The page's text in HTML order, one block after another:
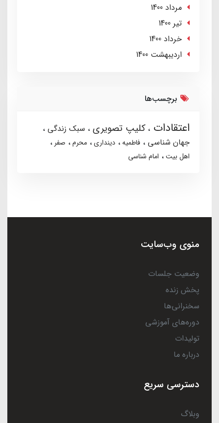
مرداد 1400
تير 1400
خرداد 1400
ارديبهشت 1400
برچسب‌ها
اعتقادات کلیپ تصویری
سبک زندگی
جهان شناسی
فاطمیه دینداری محرم
صفر
اهل بیت
امام شناسی
منوی وب‌سایت
وضعیت جلسات
پخش زنده
سخنرانی‌ها
دوره‌های آموزشی
تولیدات
درباره ما
دسترسی سریع
وبلاگ